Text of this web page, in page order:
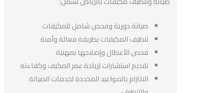
صيانة دورية وفحص شامل للمكيفات
تنظيف المكيفات بطريقة فعالة وآمنة
فحص الأعطال وإصلاحها بمهنية
تقديم استشارات لزيادة عمر المكيف وكفاءته
الالتزام بالمواعيد المحددة لخدمات الصيانة